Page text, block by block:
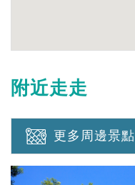
附近走走
更多周邊景點